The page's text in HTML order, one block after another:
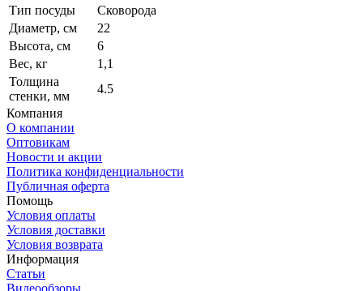
Тип посуды
Сковорода
Диаметр, см
22
Высота, см
6
Вес, кг
1,1
Толщина
стенки, мм
4.5
Компания
О компании
Оптовикам
Новости и акции
Политика конфиденциальности
Публичная оферта
Помощь
Условия оплаты
Условия доставки
Условия возврата
Информация
Статьи
Видеообзоры